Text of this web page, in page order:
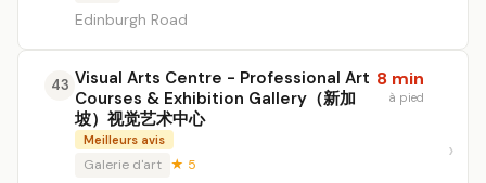
Edinburgh Road
43 Visual Arts Centre - Professional Art
Courses & Exhibition Gallery（新加
坡）视觉艺术中心
Meilleurs avis
Galerie d'art ★ 5
8 min
à pied